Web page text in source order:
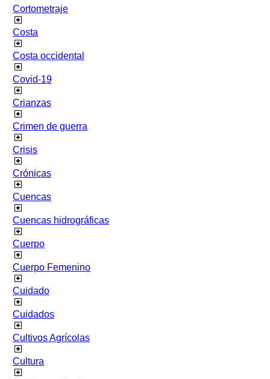
Cortometraje
Costa
Costa occidental
Covid-19
Crianzas
Crimen de guerra
Crisis
Crónicas
Cuencas
Cuencas hidrográficas
Cuerpo
Cuerpo Femenino
Cuidado
Cuidados
Cultivos Agrícolas
Cultura